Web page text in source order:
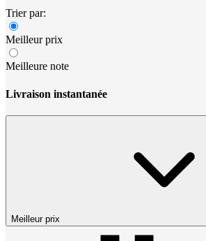
Trier par:
Meilleur prix
Meilleure note
Livraison instantanée
Meilleur prix